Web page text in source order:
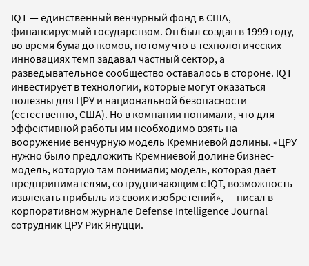
IQT — единственный венчурный фонд в США,
финансируемый государством. Он был создан в 1999 году,
во время бума доткомов, потому что в технологических
инновациях темп задавал частный сектор, а
разведывательное сообщество оставалось в стороне. IQT
инвестирует в технологии, которые могут оказаться
полезны для ЦРУ и национальной безопасности
(естественно, США). Но в компании понимали, что для
эффективной работы им необходимо взять на
вооружение венчурную модель Кремниевой долины. «ЦРУ
нужно было предложить Кремниевой долине бизнес-
модель, которую там понимали; модель, которая дает
предпринимателям, сотрудничающим с IQT, возможность
извлекать прибыль из своих изобретений», — писал в
корпоративном журнале Defense Intelligence Journal
сотрудник ЦРУ Рик Януцци.